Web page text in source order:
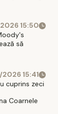
15:50
să
15:41
cuprins zeci
Coarnele